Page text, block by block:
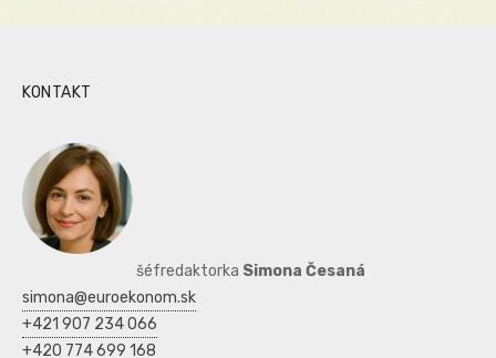
KONTAKT
šéfredaktorka Simona Česaná
simona@euroekonom.sk
+421 907 234 066
+420 774 699 168